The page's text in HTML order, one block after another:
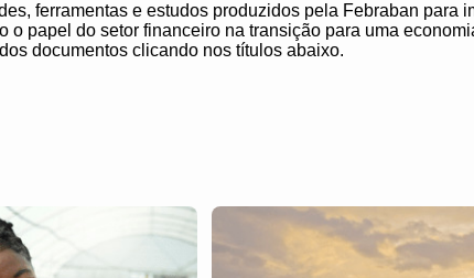
ferramentas e estudos produzidos pela Febraban para
o papel do setor financeiro na transição para uma
documentos clicando nos títulos abaixo.